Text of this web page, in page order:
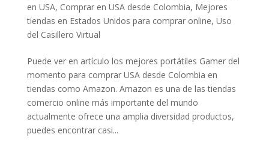
en USA, Comprar en USA desde Colombia, Mejores
tiendas en Estados Unidos para comprar online, Uso
del Casillero Virtual
Puede ver en artículo los mejores portátiles Gamer del
momento para comprar USA desde Colombia en
tiendas como Amazon. Amazon es una de las tiendas
comercio online más importante del mundo
actualmente ofrece una amplia diversidad productos,
puedes encontrar casi...